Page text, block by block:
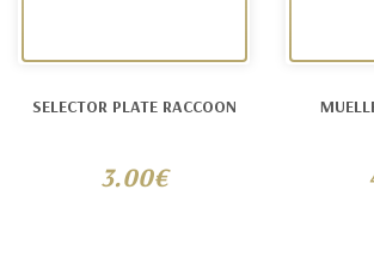
SELECTOR PLATE RACCOON
3.00€